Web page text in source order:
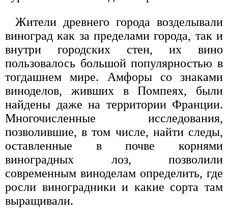
Жители древнего города возделывали
виноград как за пределами города, так и
внутри городских стен, их вино
пользовалось большой популярностью в
тогдашнем мире. Амфоры со знаками
виноделов, живших в Помпеях, были
найдены даже на территории Франции.
Многочисленные исследования,
позволившие, в том числе, найти следы,
оставленные в почве корнями
виноградных лоз, позволили
современным виноделам определить, где
росли виноградники и какие сорта там
выращивали.